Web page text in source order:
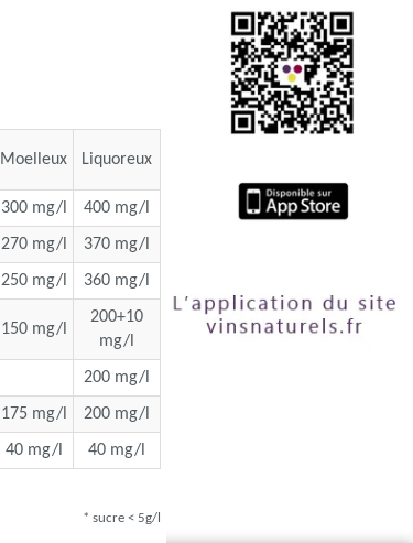
Moelleux Liquoreux
300 mg/l 400 mg/l
270 mg/l 370 mg/l
250 mg/l 360 mg/l
150 mg/l
200+10
mg/l
200 mg/l
175 mg/l 200 mg/l
40 mg/l 40 mg/l
* sucre < 5g/l